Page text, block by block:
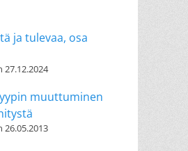
ja tulevaa, osa
27.12.2024
muuttuminen
26.05.2013